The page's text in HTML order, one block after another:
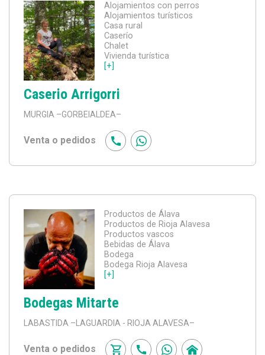
Alojamientos con perros
Alojamientos turísticos
Casa rural
Caserío
Chalet
Vivienda turística
[+]
Caserio Arrigorri
MURGIA –GORBEIALDEA–
Venta o pedidos
Productos de Álava
Productos de Rioja Alavesa
Productos vascos
Bebidas de Álava
Bodega
Bodega Rioja Alavesa
[+]
Bodegas Mitarte
LABASTIDA –LAGUARDIA - RIOJA ALAVESA–
Venta o pedidos